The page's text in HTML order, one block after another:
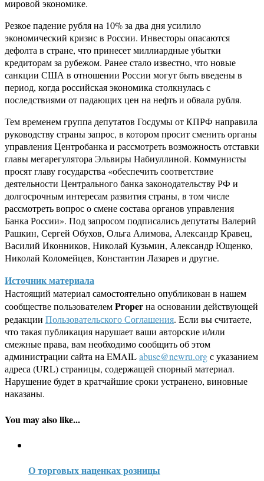
мировой экономике.
Резкое падение рубля на 10% за два дня усилило
экономический кризис в России. Инвесторы опасаются
дефолта в стране, что принесет миллиардные убытки
кредиторам за рубежом. Ранее стало известно, что новые
санкции США в отношении России могут быть введены в
период, когда российская экономика столкнулась с
последствиями от падающих цен на нефть и обвала рубля.
Тем временем группа депутатов Госдумы от КПРФ направила
руководству страны запрос, в котором просит сменить органы
управления Центробанка и рассмотреть возможность отставки
главы мегарегулятора Эльвиры Набиуллиной. Коммунисты
просят главу государства «обеспечить соответствие
деятельности Центрального банка законодательству РФ и
долгосрочным интересам развития страны, в том числе
рассмотреть вопрос о смене состава органов управления
Банка России». Под запросом подписались депутаты Валерий
Рашкин, Сергей Обухов, Ольга Алимова, Александр Кравец,
Василий Иконников, Николай Кузьмин, Александр Ющенко,
Николай Коломейцев, Константин Лазарев и другие.
Источник материала
Настоящий материал самостоятельно опубликован в нашем
сообществе пользователемProperна основании действующей
редакции Пользовательского Соглашения. Если вы считаете,
что такая публикация нарушает ваши авторские и/или
смежные права, вам необходимо сообщить об этом
администрации сайта на EMAILabuse@newru.orgс указанием
адреса (URL) страницы, содержащей спорный материал.
Нарушение будет в кратчайшие сроки устранено, виновные
наказаны.
You may also like...
О торговых наценках розницы